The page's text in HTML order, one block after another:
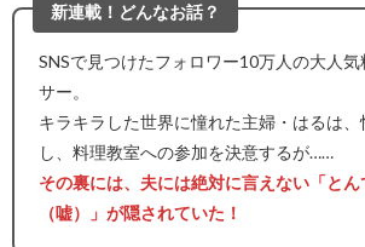
新連載！どんなお話？
SNSで見つけたフォロワー10万人の大人
サー。
キラキラした世界に憧れた主婦・はるは
し、料理教室への参加を決意するが……
その裏には、夫には絶対に言えない「と
（嘘）」が隠されていた！